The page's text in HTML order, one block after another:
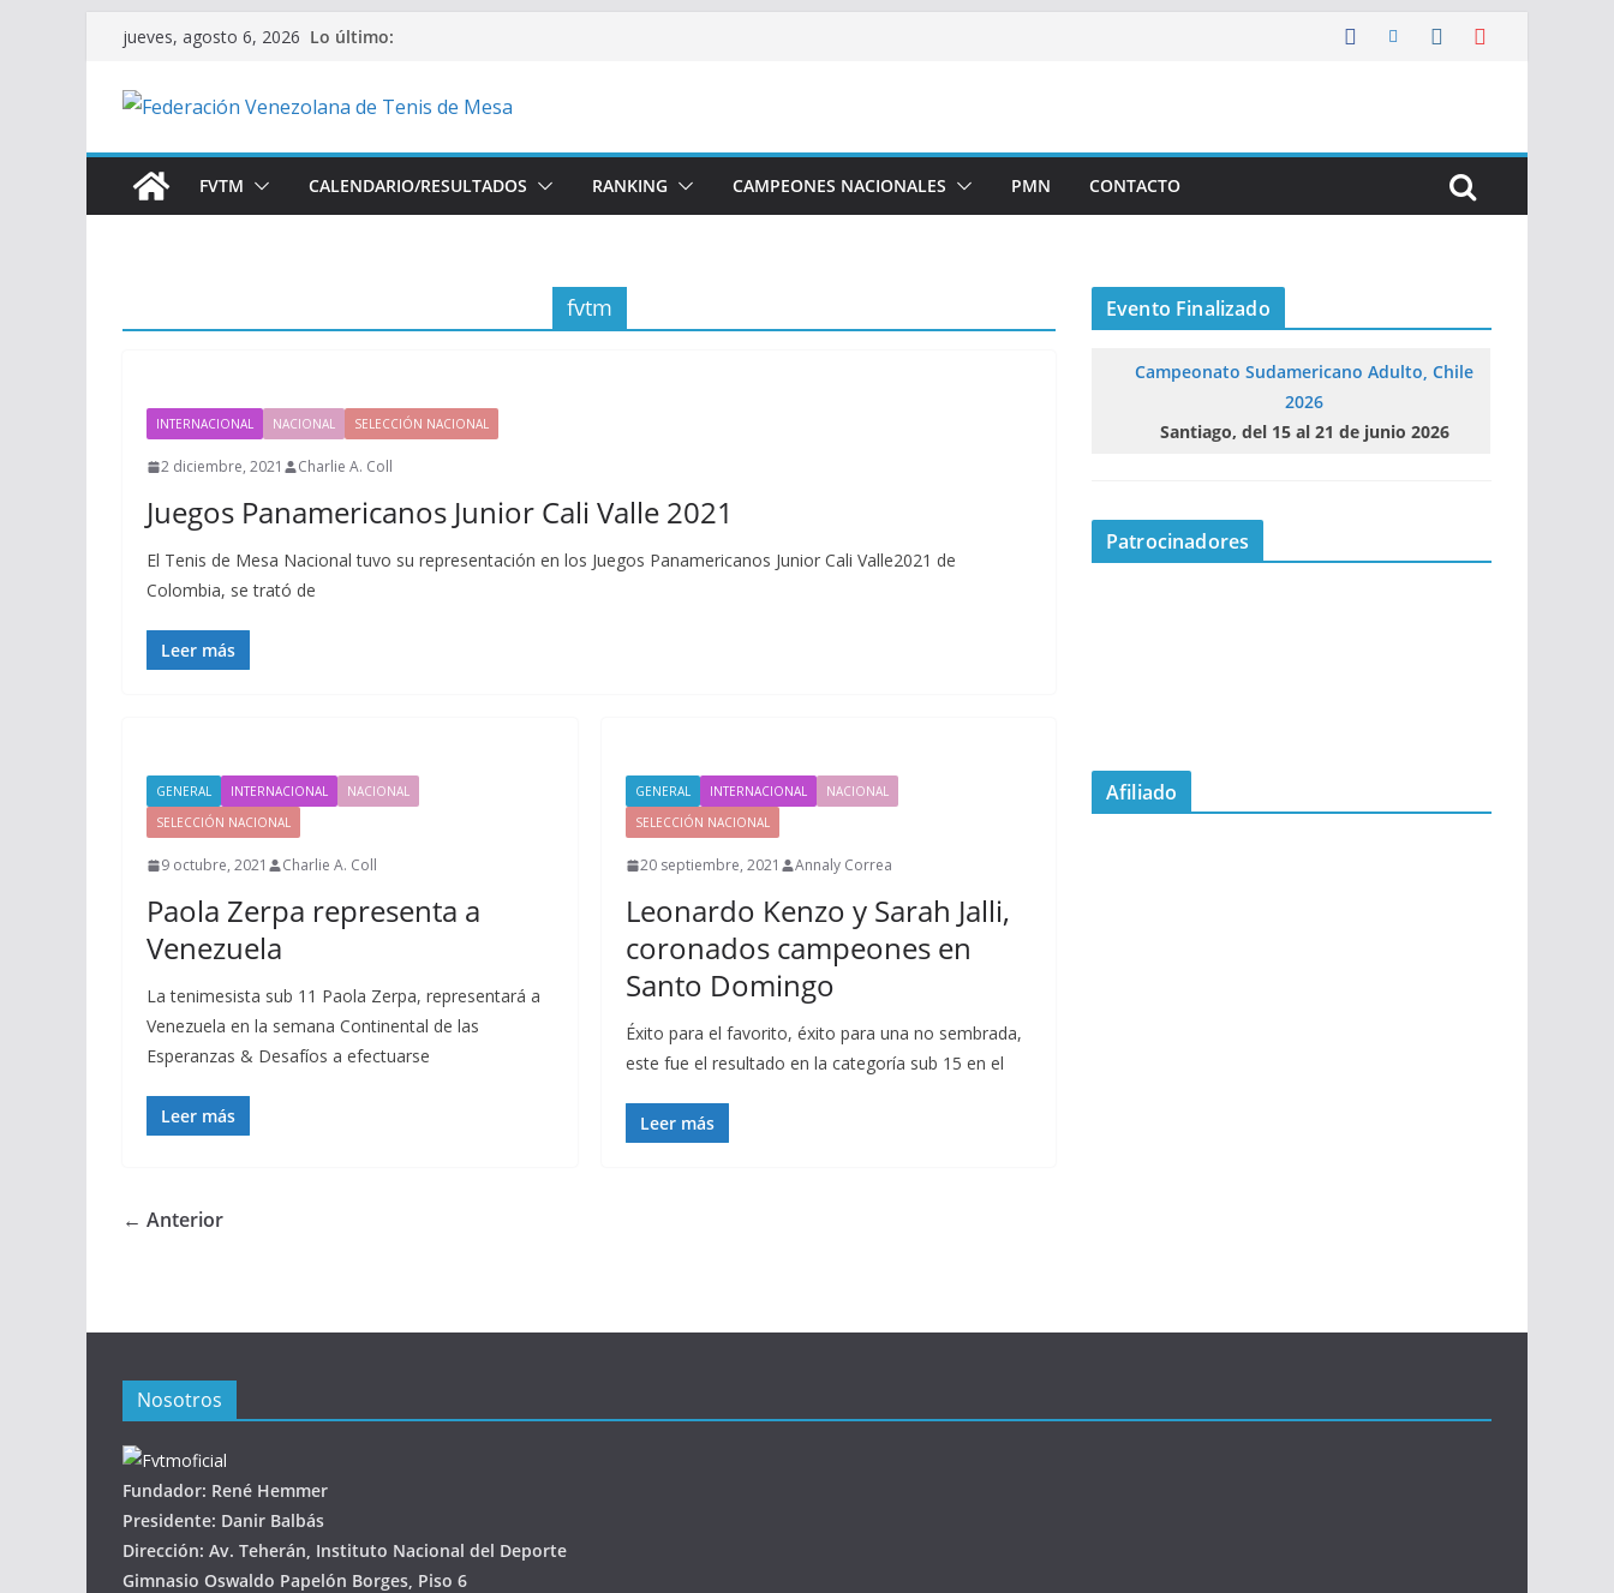
Saltar
contenido
jueves, agosto 6, 2026 Lo último:
FVTM CALENDARIO/RESULTADOS RANKING CAMPEONES NACIONALES PMN CONTACTO
fvtm
INTERNACIONAL NACIONAL SELECCIÓN NACIONAL
2 diciembre, 2021 Charlie A. Coll
Juegos Panamericanos Junior Cali Valle 2021
El Tenis de Mesa Nacional tuvo su representación en los Juegos Panamericanos Junior Cali Valle2021 de
Colombia, se trató de
Leer más
GENERAL INTERNACIONAL
NACIONAL
SELECCIÓN NACIONAL
9 octubre, 2021 Charlie A. Coll
Paola Zerpa representa a
Venezuela
La tenimesista sub 11 Paola Zerpa, representará a
Venezuela en la semana Continental de las
Esperanzas & Desafíos a efectuarse
Leer más
GENERAL INTERNACIONAL
NACIONAL
SELECCIÓN NACIONAL
20 septiembre, 2021 Annaly Correa
Leonardo Kenzo y Sarah Jalli,
coronados campeones en
Santo Domingo
Éxito para el favorito, éxito para una no sembrada,
este fue el resultado en la categoría sub 15 en el
Leer más
← Anterior
Evento Finalizado
Campeonato Sudamericano Adulto, Chile
2026
Santiago, del 15 al 21 de junio 2026
Patrocinadores
Afiliado
Nosotros
Fundador: René Hemmer
Presidente: Danir Balbás
Dirección: Av. Teherán, Instituto Nacional del Deporte
Gimnasio Oswaldo Papelón Borges, Piso 6